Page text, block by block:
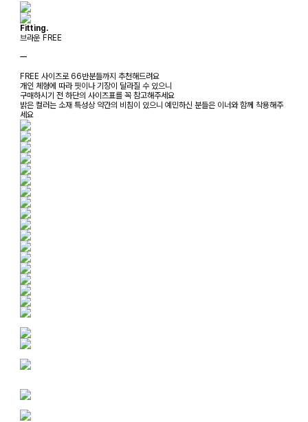
Fitting.
브라운 FREE
ㅡ
FREE 사이즈로 66반분들까지 추천해드려요
개인 체형에 따라 핏이나 기장이 달라질 수 있으니
구매하시기 전 하단의 사이즈표를 꼭 참고해주세요
밝은 컬러는 소재 특성상 약간의 비침이 있으니 예민하신 분들은 이너와 함께 착용해주
세요